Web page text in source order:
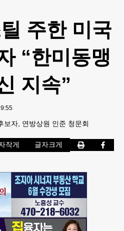
주한 미국
“한미동맹
지속”
보자, 연방상원 인준 청문회
작게 글자크게